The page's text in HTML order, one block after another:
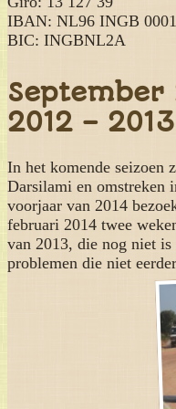
IBAN: NL96 INGB
BIC: INGBNL2A
September
2012 – 2013
In het komende seizoen
Darsilami en omstreken
voorjaar van 2014
februari 2014 twee
van 2013, die nog niet
problemen die niet